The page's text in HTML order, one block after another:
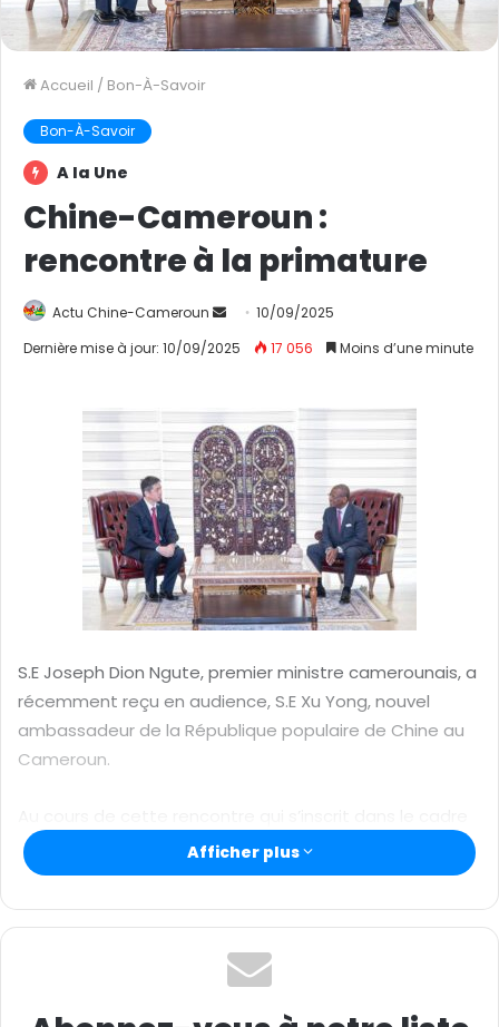
Accueil / Bon-À-Savoir
Bon-À-Savoir
A la Une
Chine-Cameroun :
rencontre à la primature
Actu Chine-Cameroun
n
y
e
r
u
n
c
o
u
r
e
l
10/09/2025
Dernière mise à jour: 10/09/2025
17 056 Moins d’une minute
S.E Joseph Dion Ngute, premier ministre camerounais, a
récemment reçu en audience, S.E Xu Yong, nouvel
ambassadeur de la République populaire de Chine au
Cameroun.
de la prise de fonction du diplomate chinois, les deux
personnalités ont abordé des sujets d’intérêt commun
(Photo / Ambassade de Chine au Cameroun)
Afficher plus